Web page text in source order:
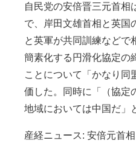
自民党の安倍晋三元首相
で、岸田文雄首相と英国
と英軍が共同訓練などで
簡素化する円滑化協定の
ことについて「かなり同
価した。同時に「（協定
地域においては中国だ」
産経ニュース: 安倍元首